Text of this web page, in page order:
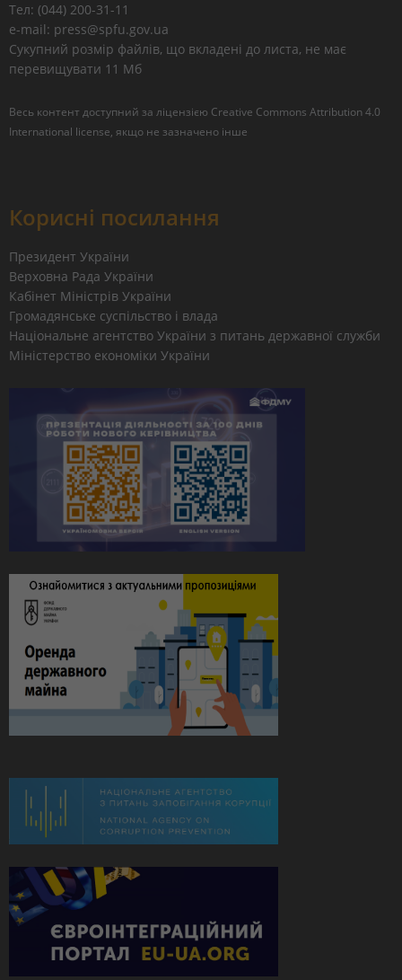
Тел: (044) 200-31-11
e-mail: press@spfu.gov.ua
Сукупний розмір файлів, що вкладені до листа, не має
перевищувати 11 Мб
Весь контент доступний за ліцензією Creative Commons Attribution 4.0
International license, якщо не зазначено інше
Корисні посилання
Президент України
Верховна Рада України
Кабінет Міністрів України
Громадянське суспільство і влада
Національне агентство України з питань державної служби
Міністерство економіки України